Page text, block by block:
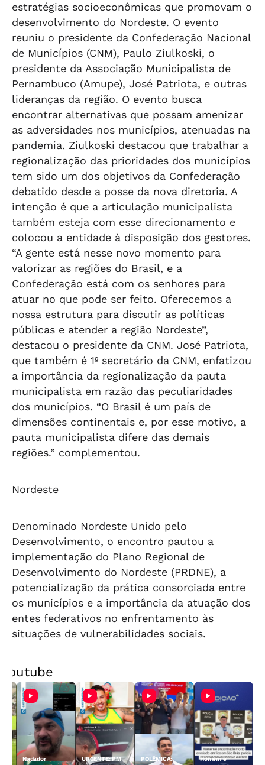
estratégias socioeconômicas que promovam o
desenvolvimento do Nordeste. O evento
reuniu o presidente da Confederação Nacional
de Municípios (CNM), Paulo Ziulkoski, o
presidente da Associação Municipalista de
Pernambuco (Amupe), José Patriota, e outras
lideranças da região. O evento busca
encontrar alternativas que possam amenizar
as adversidades nos municípios, atenuadas na
pandemia. Ziulkoski destacou que trabalhar a
regionalização das prioridades dos municípios
tem sido um dos objetivos da Confederação
debatido desde a posse da nova diretoria. A
intenção é que a articulação municipalista
também esteja com esse direcionamento e
colocou a entidade à disposição dos gestores.
“A gente está nesse novo momento para
valorizar as regiões do Brasil, e a
Confederação está com os senhores para
atuar no que pode ser feito. Oferecemos a
nossa estrutura para discutir as políticas
públicas e atender a região Nordeste”,
destacou o presidente da CNM. José Patriota,
que também é 1º secretário da CNM, enfatizou
a importância da regionalização da pauta
municipalista em razão das peculiaridades
dos municípios. “O Brasil é um país de
dimensões continentais e, por esse motivo, a
pauta municipalista difere das demais
regiões.” complementou.
Nordeste
Denominado Nordeste Unido pelo
Desenvolvimento, o encontro pautou a
implementação do Plano Regional de
Desenvolvimento do Nordeste (PRDNE), a
potencialização da prática consorciada entre
os municípios e a importância da atuação dos
entes federativos no enfrentamento às
situações de vulnerabilidades sociais.
Nadador
URGENTE: PM
POLÊMICA:
Homem é